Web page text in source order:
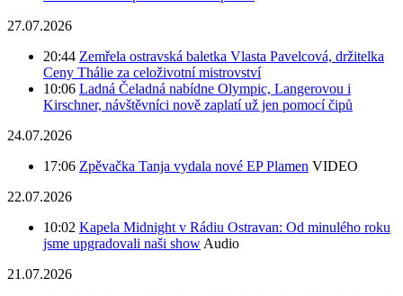
27.07.2026
20:44 Zemřela ostravská baletka Vlasta Pavelcová, držitelka
Ceny Thálie za celoživotní mistrovství
10:06 Ladná Čeladná nabídne Olympic, Langerovou i
Kirschner, návštěvníci nově zaplatí už jen pomocí čipů
24.07.2026
17:06 Zpěvačka Tanja vydala nové EP Plamen VIDEO
22.07.2026
10:02 Kapela Midnight v Rádiu Ostravan: Od minulého roku
jsme upgradovali naši showAudio
21.07.2026